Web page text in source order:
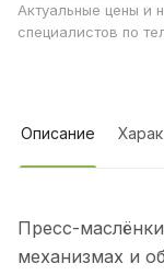
Актуальные цены и
специалистов по
Описание
Пресс-
механизмах и